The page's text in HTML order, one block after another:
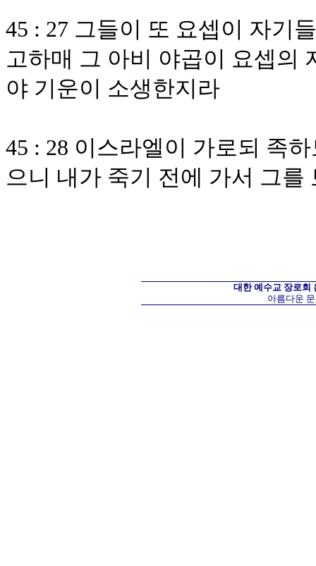
45 : 27 그들이 또 요셉이 자기
고하매 그 아비 야곱이 요셉의
야 기운이 소생한지라
45 : 28 이스라엘이 가로되 족
으니 내가 죽기 전에 가서 그를
대한 예수교 장로회
아름다운